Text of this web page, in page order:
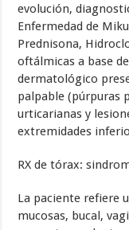
evolución,
Enfermedad de
Prednisona,
oftálmicas a base
dermatológico
palpable (púrpuras
urticarianas y
extremidades
RX de tórax:
La paciente refiere
mucosas, bucal,